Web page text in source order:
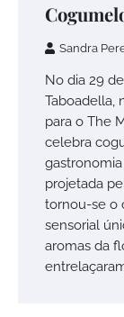
Sandra
No dia 29
Taboadella,
para o The
celebra
projetada
tornou-se o
sensorial
aromas da